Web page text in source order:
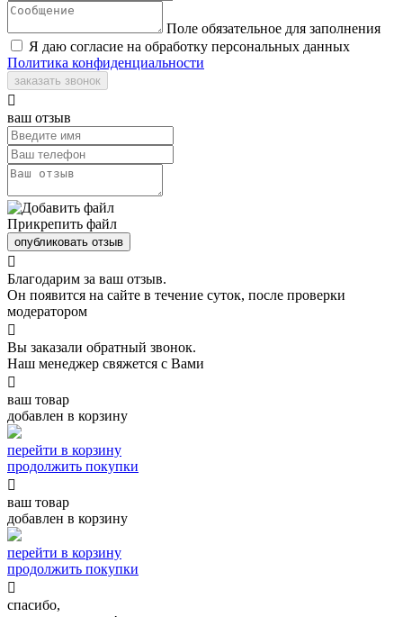
Поле обязательное для заполнения
Я даю согласие на обработку персональных данных
Политика конфиденциальности
заказать звонок

ваш отзыв
Прикрепить файл
опубликовать отзыв

Благодарим за ваш отзыв.
Он появится на сайте в течение суток, после проверки
модератором

Вы заказали обратный звонок.
Наш менеджер свяжется с Вами

ваш товар
добавлен в корзину
перейти в корзину
продолжить покупки

ваш товар
добавлен в корзину
перейти в корзину
продолжить покупки

спасибо,